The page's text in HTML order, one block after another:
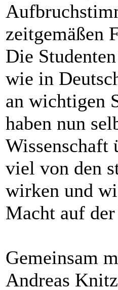
zeitgemäßen
Die
wie in
an wichtigen
haben nun
Wissenschaft
viel von den
wirken und
Macht auf
Gemeinsam
Andreas